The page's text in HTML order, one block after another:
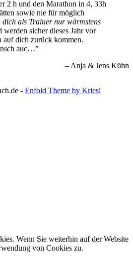
2 h und den Marathon in 4, 33h
sowie nie für möglich
dich als Trainer nur wärmstens
werden sicher dieses Jahr vor
auf dich zurück kommen.
auc…
Anja & Jens Kühn
- Enfold Theme by Kriesi
Wenn Sie weiterhin auf der Website
von Cookies zu.